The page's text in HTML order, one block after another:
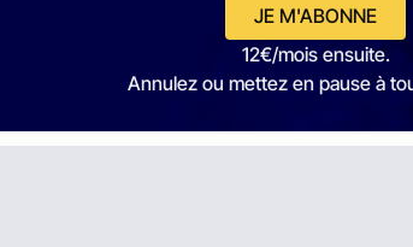
JE M'ABONNE
12€/mois ensuite.
Annulez ou mettez en pause à